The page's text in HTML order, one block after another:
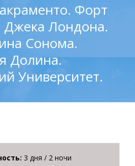
Форт
Лондона.
Сонома.
Долина.
Университет.
3 дня / 2 ночи